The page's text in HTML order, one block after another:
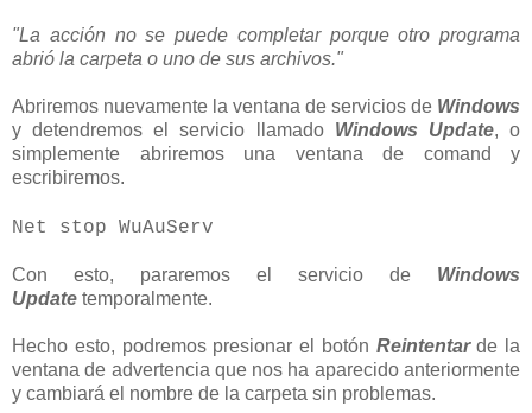
"La acción no se puede completar porque otro programa
abrió la carpeta o uno de sus archivos."
Abriremos nuevamente la ventana de servicios de Windows
y detendremos el servicio llamado Windows Update, o
simplemente abriremos una ventana de comand y
escribiremos.
Net stop WuAuServ
Con esto, pararemos el servicio de Windows
Update temporalmente.
Hecho esto, podremos presionar el botón Reintentarde la
ventana de advertencia que nos ha aparecido anteriormente
y cambiará el nombre de la carpeta sin problemas.